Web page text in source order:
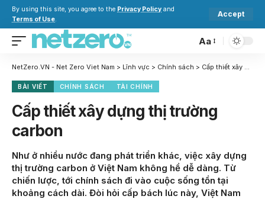
By using this site, you agree to the Privacy Policy and
Terms of Use.
Accept
Aa
NetZero.VN - Net Zero Viet Nam > Lĩnh vực > Chính sách > Cấp thiết xây dựng thị trường carbon
BÀI VIẾT CHÍNH SÁCH TÀI CHÍNH
Cấp thiết xây dựng thị trường
carbon
Như ở nhiều nước đang phát triển khác, việc xây dựng
thị trường carbon ở Việt Nam không hề dễ dàng. Từ
chiến lược, tới chính sách đi vào cuộc sống tồn tại
khoảng cách dài. Đòi hỏi cấp bách lúc này, Việt Nam